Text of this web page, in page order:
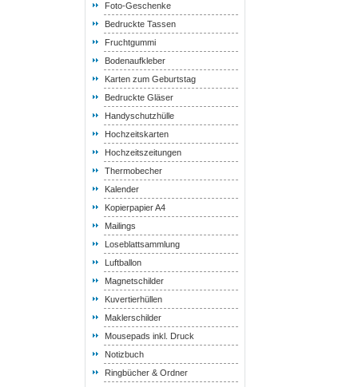
Foto-Geschenke
Bedruckte Tassen
Fruchtgummi
Bodenaufkleber
Karten zum Geburtstag
Bedruckte Gläser
Handyschutzhülle
Hochzeitskarten
Hochzeitszeitungen
Thermobecher
Kalender
Kopierpapier A4
Mailings
Loseblattsammlung
Luftballon
Magnetschilder
Kuvertierhüllen
Maklerschilder
Mousepads inkl. Druck
Notizbuch
Ringbücher & Ordner